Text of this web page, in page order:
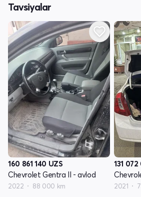
Tavsiyalar
160 861 140 UZS
Chevrolet Gentra II - avlod
2022 88 000 km
131
2021